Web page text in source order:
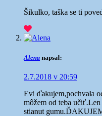
Šikulko, taška se ti
Alena napsal:
2.7.2018 v 20:59
Evi ďakujem,pochvala
môžem od teba
stianut